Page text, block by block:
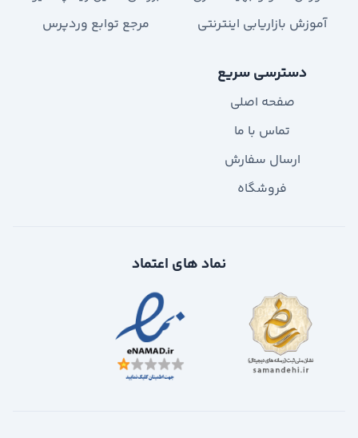
آموزش بازاریابی اینترنتی
مرجع توابع وردپرس
دسترسی سریع
صفحه اصلی
تماس با ما
ارسال سفارش
فروشگاه
نماد های اعتماد